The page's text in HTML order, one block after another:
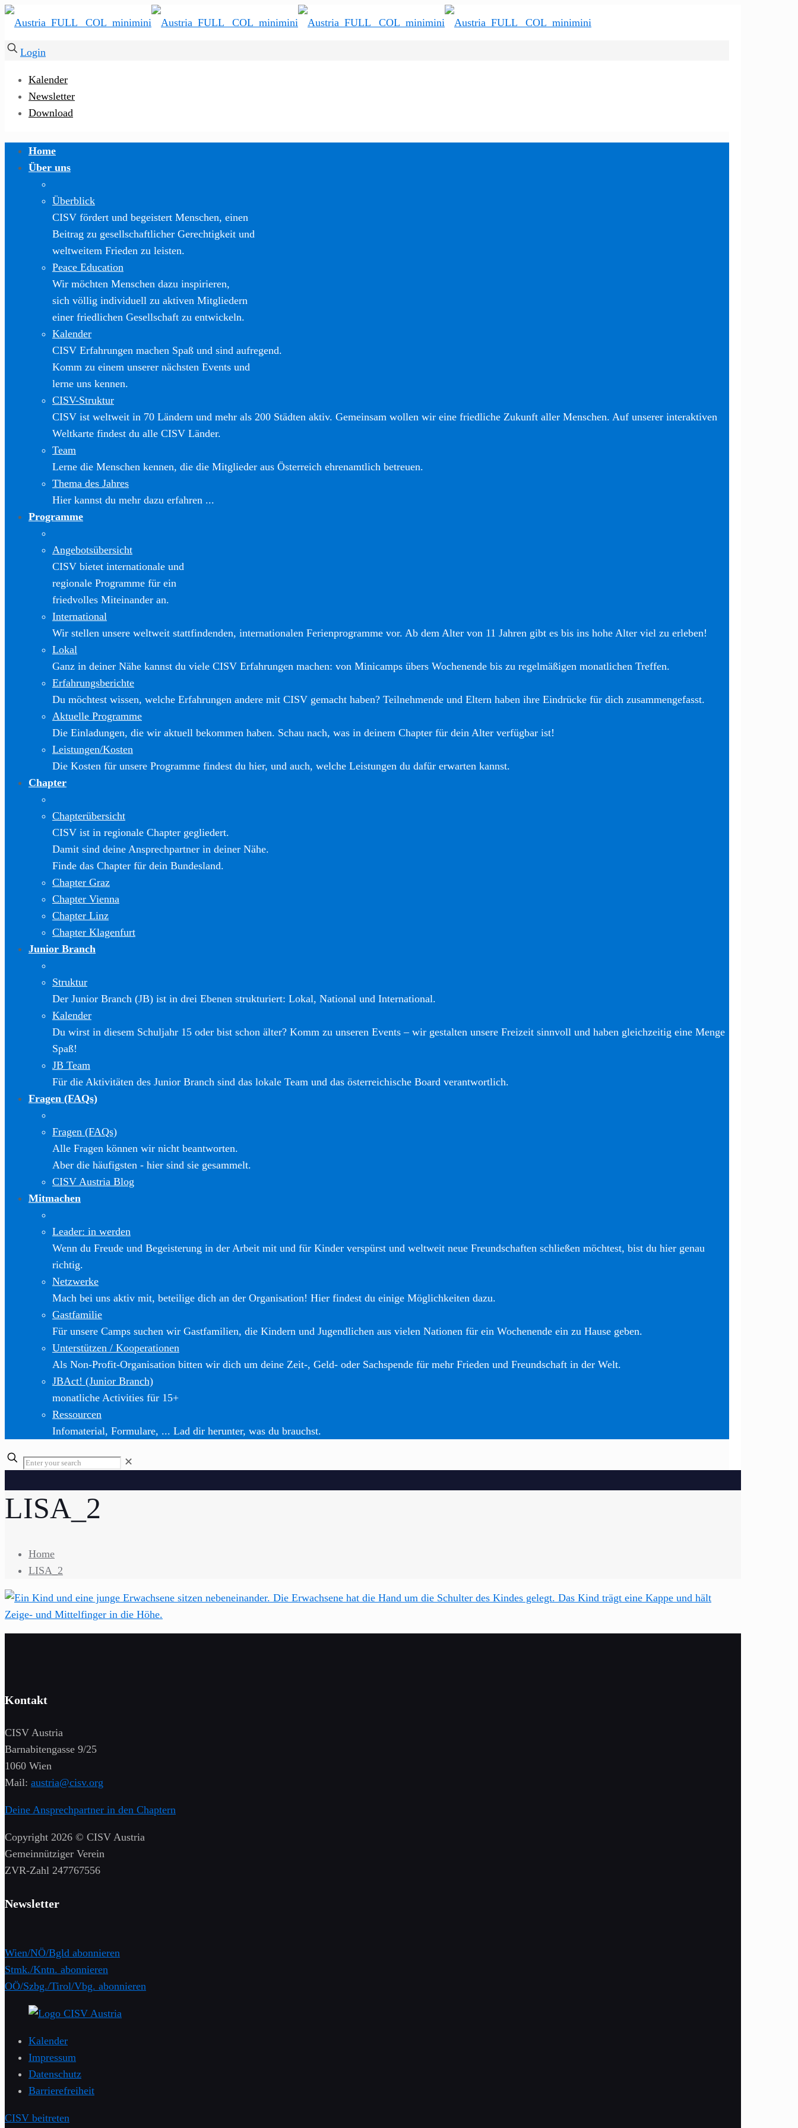
Login
Kalender
Newsletter
Download
Home
Über uns
Überblick
CISV fördert und begeistert Menschen, einen
Beitrag zu gesellschaftlicher Gerechtigkeit und
weltweitem Frieden zu leisten.
Peace Education
Wir möchten Menschen dazu inspirieren,
sich völlig individuell zu aktiven Mitgliedern
einer friedlichen Gesellschaft zu entwickeln.
Kalender
CISV Erfahrungen machen Spaß und sind aufregend.
Komm zu einem unserer nächsten Events und
lerne uns kennen.
CISV-Struktur
CISV ist weltweit in 70 Ländern und mehr als 200 Städten aktiv. Gemeinsam wollen wir eine friedliche Zukunft aller Menschen. Auf unserer interaktiven
Weltkarte findest du alle CISV Länder.
Team
Lerne die Menschen kennen, die die Mitglieder aus Österreich ehrenamtlich betreuen.
Thema des Jahres
Hier kannst du mehr dazu erfahren ...
Programme
Angebotsübersicht
CISV bietet internationale und
regionale Programme für ein
friedvolles Miteinander an.
International
Wir stellen unsere weltweit stattfindenden, internationalen Ferienprogramme vor. Ab dem Alter von 11 Jahren gibt es bis ins hohe Alter viel zu erleben!
Lokal
Ganz in deiner Nähe kannst du viele CISV Erfahrungen machen: von Minicamps übers Wochenende bis zu regelmäßigen monatlichen Treffen.
Erfahrungsberichte
Du möchtest wissen, welche Erfahrungen andere mit CISV gemacht haben? Teilnehmende und Eltern haben ihre Eindrücke für dich zusammengefasst.
Aktuelle Programme
Die Einladungen, die wir aktuell bekommen haben. Schau nach, was in deinem Chapter für dein Alter verfügbar ist!
Leistungen/Kosten
Die Kosten für unsere Programme findest du hier, und auch, welche Leistungen du dafür erwarten kannst.
Chapter
Chapterübersicht
CISV ist in regionale Chapter gegliedert.
Damit sind deine Ansprechpartner in deiner Nähe.
Finde das Chapter für dein Bundesland.
Chapter Graz
Chapter Vienna
Chapter Linz
Chapter Klagenfurt
Junior Branch
Struktur
Der Junior Branch (JB) ist in drei Ebenen strukturiert: Lokal, National und International.
Kalender
Du wirst in diesem Schuljahr 15 oder bist schon älter? Komm zu unseren Events – wir gestalten unsere Freizeit sinnvoll und haben gleichzeitig eine Menge
Spaß!
JB Team
Für die Aktivitäten des Junior Branch sind das lokale Team und das österreichische Board verantwortlich.
Fragen (FAQs)
Fragen (FAQs)
Alle Fragen können wir nicht beantworten.
Aber die häufigsten - hier sind sie gesammelt.
CISV Austria Blog
Mitmachen
Leader: in werden
Wenn du Freude und Begeisterung in der Arbeit mit und für Kinder verspürst und weltweit neue Freundschaften schließen möchtest, bist du hier genau
richtig.
Netzwerke
Mach bei uns aktiv mit, beteilige dich an der Organisation! Hier findest du einige Möglichkeiten dazu.
Gastfamilie
Für unsere Camps suchen wir Gastfamilien, die Kindern und Jugendlichen aus vielen Nationen für ein Wochenende ein zu Hause geben.
Unterstützen / Kooperationen
Als Non-Profit-Organisation bitten wir dich um deine Zeit-, Geld- oder Sachspende für mehr Frieden und Freundschaft in der Welt.
JBAct! (Junior Branch)
monatliche Activities für 15+
Ressourcen
Infomaterial, Formulare, ... Lad dir herunter, was du brauchst.
✕
LISA_2
Home
LISA_2
Kontakt
CISV Austria
Barnabitengasse 9/25
1060 Wien
Mail: austria@cisv.org
Deine Ansprechpartner in den Chaptern
Copyright 2026 © CISV Austria
Gemeinnütziger Verein
​ZVR-Zahl 247767556
Newsletter
Wien/NÖ/Bgld abonnieren
Stmk./Kntn. abonnieren
OÖ/Szbg./Tirol/Vbg. abonnieren
Kalender
Impressum
Datenschutz
Barrierefreiheit
CISV beitreten